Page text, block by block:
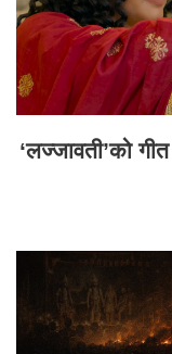
‘लज्जावती’को